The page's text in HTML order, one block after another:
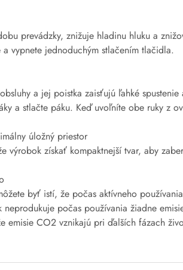
prevádzky, znižuje hladinu hluku a
vypnete jednoduchým stlačením tlačidla.
a jej poistka zaisťujú ľahké
a stlačte páku. Keď uvoľníte obe ruky z
úložný priestor
výrobok získať kompaktnejší tvar, aby
byť istí, že počas aktívneho
neprodukuje počas používania žiadne
emisie CO2 vznikajú pri ďalších fázach